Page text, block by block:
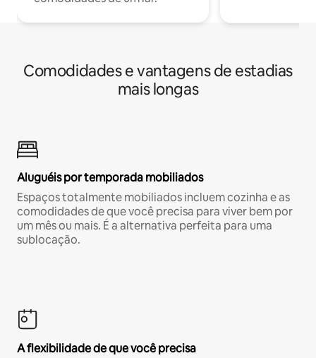
Comodidades e vantagens de estadias
mais longas
Aluguéis por temporada mobiliados
Espaços totalmente mobiliados incluem cozinha e as
comodidades de que você precisa para viver bem por
um mês ou mais. É a alternativa perfeita para uma
sublocação.
A flexibilidade de que você precisa